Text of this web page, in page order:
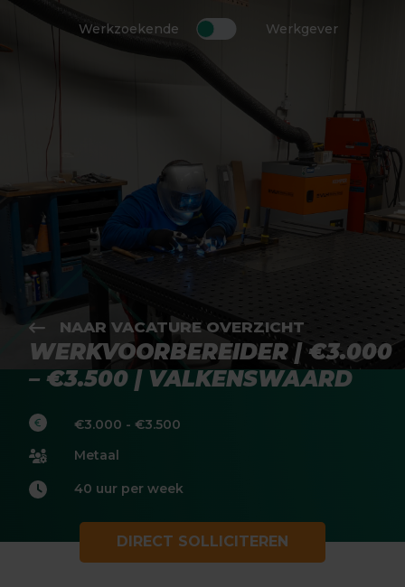
Werkzoekende Werkgever
NAAR VACATURE OVERZICHT
WERKVOORBEREIDER | €3.000
– €3.500 | VALKENSWAARD
DIRECT SOLLICITEREN
€3.000 - €3.500
Metaal
40 uur per week